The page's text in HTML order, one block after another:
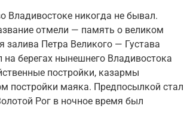
Владивостоке никогда не бывал.
отмели — память о великом
Петра Великого — Густава
берегах нынешнего Владивостока
постройки, казармы
постройки маяка. Предпосылкой стал
Рог в ночное время был